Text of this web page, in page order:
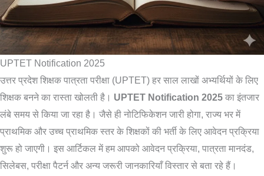
UPTET Notification 2025
उत्तर प्रदेश शिक्षक पात्रता परीक्षा (UPTET) हर साल लाखों अभ्यर्थियों के लिए
शिक्षक बनने का रास्ता खोलती है। UPTET Notification 2025 का इंतजार
लंबे समय से किया जा रहा है। जैसे ही नोटिफिकेशन जारी होगा, राज्य भर में
प्राथमिक और उच्च प्राथमिक स्तर के शिक्षकों की भर्ती के लिए आवेदन प्रक्रिया
शुरू हो जाएगी। इस आर्टिकल में हम आपको आवेदन प्रक्रिया, पात्रता मानदंड,
सिलेबस, परीक्षा पैटर्न और अन्य जरूरी जानकारियाँ विस्तार से बता रहे हैं।